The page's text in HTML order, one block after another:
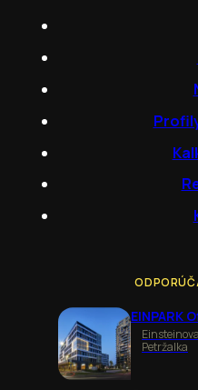
EINPARK
Petržalka